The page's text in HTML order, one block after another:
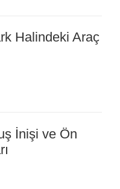
Halindeki Araç
İnişi ve Ön